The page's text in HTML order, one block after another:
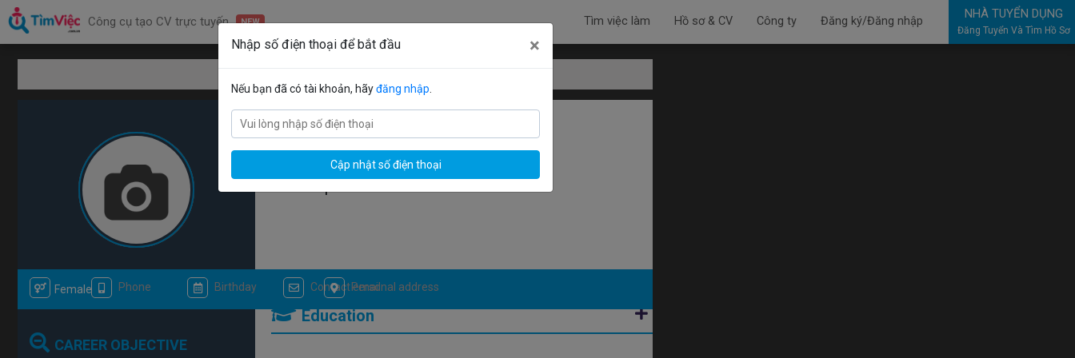
Công cụ tạo CV trực tuyến NEW Tìm việc làm Hồ sơ & CV Công ty Đăng ký/Đăng nhập
NHÀ TUYỂN DỤNG
Đăng Tuyển Và Tìm Hồ Sơ
Female
CAREER OBJECTIVE
Education
Nhập số điện thoại để bắt đầu ×
Nếu bạn đã có tài khoản, hãyđăng nhập
Cập nhật số điện thoại